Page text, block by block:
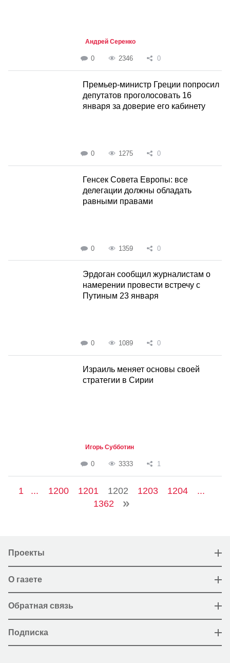
Андрей Серенко
0 2346 0
Премьер-министр Греции попросил
депутатов проголосовать 16
января за доверие его кабинету
0 1275 0
Генсек Совета Европы: все
делегации должны обладать
равными правами
0 1359 0
Эрдоган сообщил журналистам о
намерении провести встречу с
Путиным 23 января
0 1089 0
Израиль меняет основы своей
стратегии в Сирии
Игорь Субботин
0 3333 1
1 ... 1200 1201 1202 1203 1204
...
1362
Проекты
О газете
Обратная связь
Подписка